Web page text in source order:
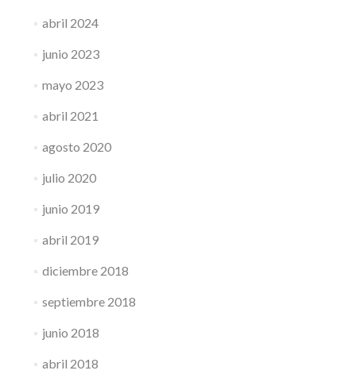
abril 2024
junio 2023
mayo 2023
abril 2021
agosto 2020
julio 2020
junio 2019
abril 2019
diciembre 2018
septiembre 2018
junio 2018
abril 2018